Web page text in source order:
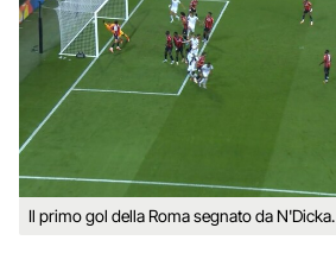
Il primo gol della Roma segnato da N'Dicka.